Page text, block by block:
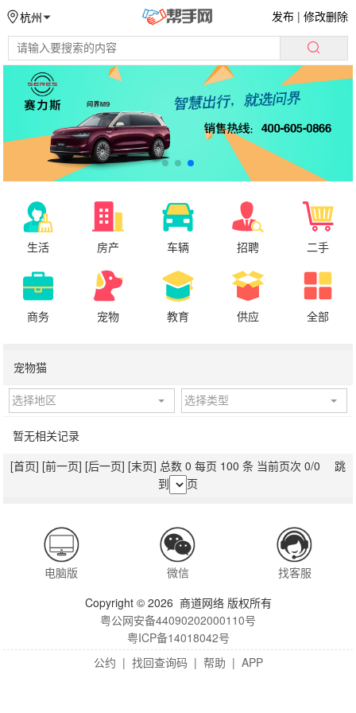
杭州 发布 |修改删除
生活 房产 车辆 招聘 二手
商务 宠物 教育 供应 全部
宠物猫
选择地区 选择类型
暂无相关记录
[首页] [前一页] [后一页] [末页] 总数 0 每页 100 条 当前页次 0/0 跳
到
页
电脑版 微信
找客服
Copyright © 2026 商道网络 版权所有
粤公网安备44090202000110号
粤ICP备14018042号
公约 | 找回查询码 | 帮助 | APP